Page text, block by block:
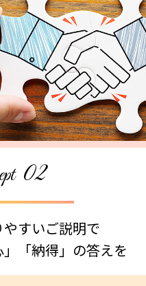
02
やすいご説明で
」「納得」の答えを